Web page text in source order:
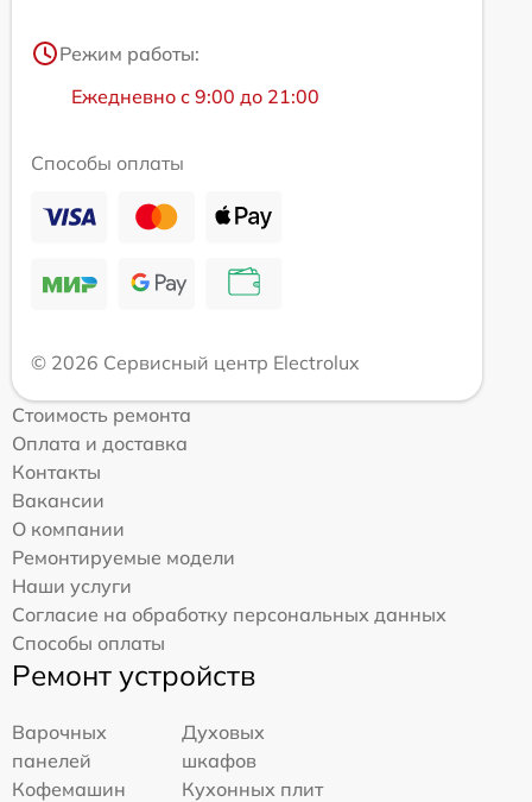
Режим работы:
Ежедневно с 9:00 до 21:00
Способы оплаты
© 2026 Сервисный центр Electrolux
Стоимость ремонта
Оплата и доставка
Контакты
Вакансии
О компании
Ремонтируемые модели
Наши услуги
Согласие на обработку персональных данных
Способы оплаты
Ремонт устройств
Варочных
панелей
Духовых
шкафов
Кофемашин
Кухонных плит